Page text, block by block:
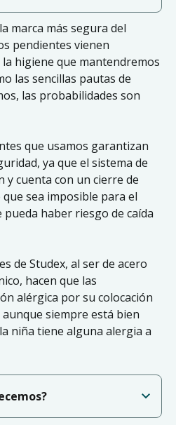
marca más segura del
pendientes vienen
higiene que mantendremos
las sencillas pautas de
las probabilidades son
que usamos garantizan
ya que el sistema de
y cuenta con un cierre de
sea imposible para el
haber riesgo de caída
de Studex, al ser de acero
hacen que las
alérgica por su colocación
siempre está bien
niña tiene alguna alergia a